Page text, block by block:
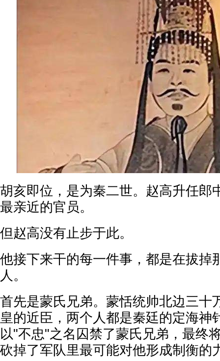
胡亥即位，是为秦二世。赵高升任郎
最亲近的官员。
但赵高没有止步于此。
他接下来干的每一件事，都是在拔掉
人。
首先是蒙氏兄弟。蒙恬统帅北边三十
皇的近臣，两个人都是秦廷的定海神
以"不忠"之名囚禁了蒙氏兄弟，最终
砍掉了军队里最可能对他形成制衡的